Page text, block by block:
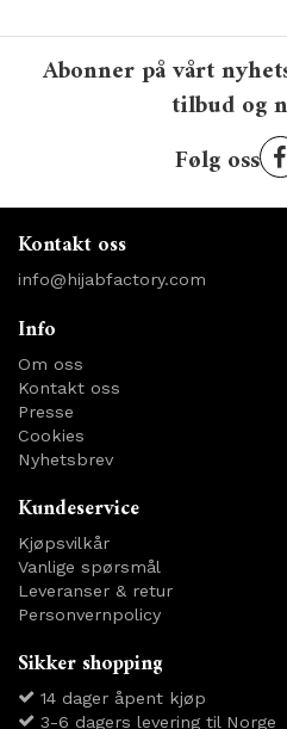
Abonner på vårt
tilbud og
Følg oss
Kontakt oss
info@hijabfactory.com
Info
Om oss
Kontakt oss
Presse
Cookies
Nyhetsbrev
Kundeservice
Kjøpsvilkår
Vanlige spørsmål
Leveranser & retur
Personvernpolicy
Sikker shopping
14 dager åpent kjøp
3-6 dagers levering til Norge